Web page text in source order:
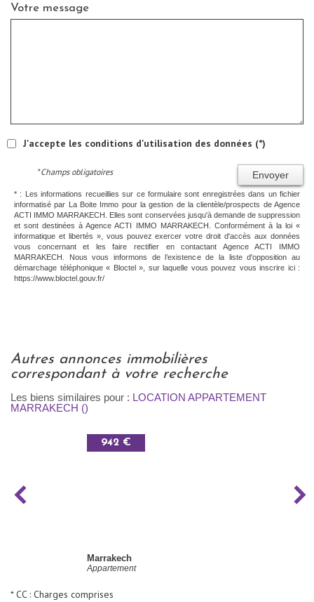
Votre message
J'accepte les conditions d'utilisation des données (*)
Envoyer
* Champs obligatoires
* : Les informations recueillies sur ce formulaire sont enregistrées dans un fichier
informatisé par La Boite Immo pour la gestion de la clientèle/prospects de Agence
ACTI IMMO MARRAKECH. Elles sont conservées jusqu'à demande de suppression
et sont destinées à Agence ACTI IMMO MARRAKECH. Conformément à la loi «
informatique et libertés », vous pouvez exercer votre droit d'accès aux données
vous concernant et les faire rectifier en contactant Agence ACTI IMMO
MARRAKECH. Nous vous informons de l’existence de la liste d'opposition au
démarchage téléphonique « Bloctel », sur laquelle vous pouvez vous inscrire ici :
https://www.bloctel.gouv.fr/
autres annonces immobilières
correspondant à votre recherche
Les biens similaires pour : LOCATION APPARTEMENT
MARRAKECH ()
942 €
Marrakech
Appartement
* CC : Charges comprises